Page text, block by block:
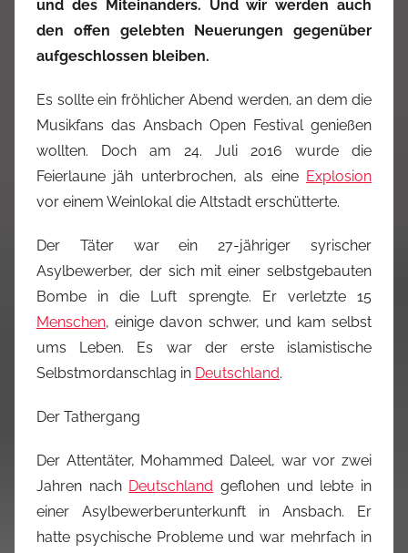
und des Miteinanders. Und wir werden auch
den offen gelebten Neuerungen gegenüber
aufgeschlossen bleiben.
Es sollte ein fröhlicher Abend werden, an dem die
Musikfans das Ansbach Open Festival genießen
wollten. Doch am 24. Juli 2016 wurde die
Feierlaune jäh unterbrochen, als eine Explosion
vor einem Weinlokal die Altstadt erschütterte.
Der Täter war ein 27-jähriger syrischer
Asylbewerber, der sich mit einer selbstgebauten
Bombe in die Luft sprengte. Er verletzte 15
Menschen, einige davon schwer, und kam selbst
ums Leben. Es war der erste islamistische
Selbstmordanschlag in Deutschland.
Der Tathergang
Der Attentäter, Mohammed Daleel, war vor zwei
Jahren nach Deutschland geflohen und lebte in
einer Asylbewerberunterkunft in Ansbach. Er
hatte psychische Probleme und war mehrfach in